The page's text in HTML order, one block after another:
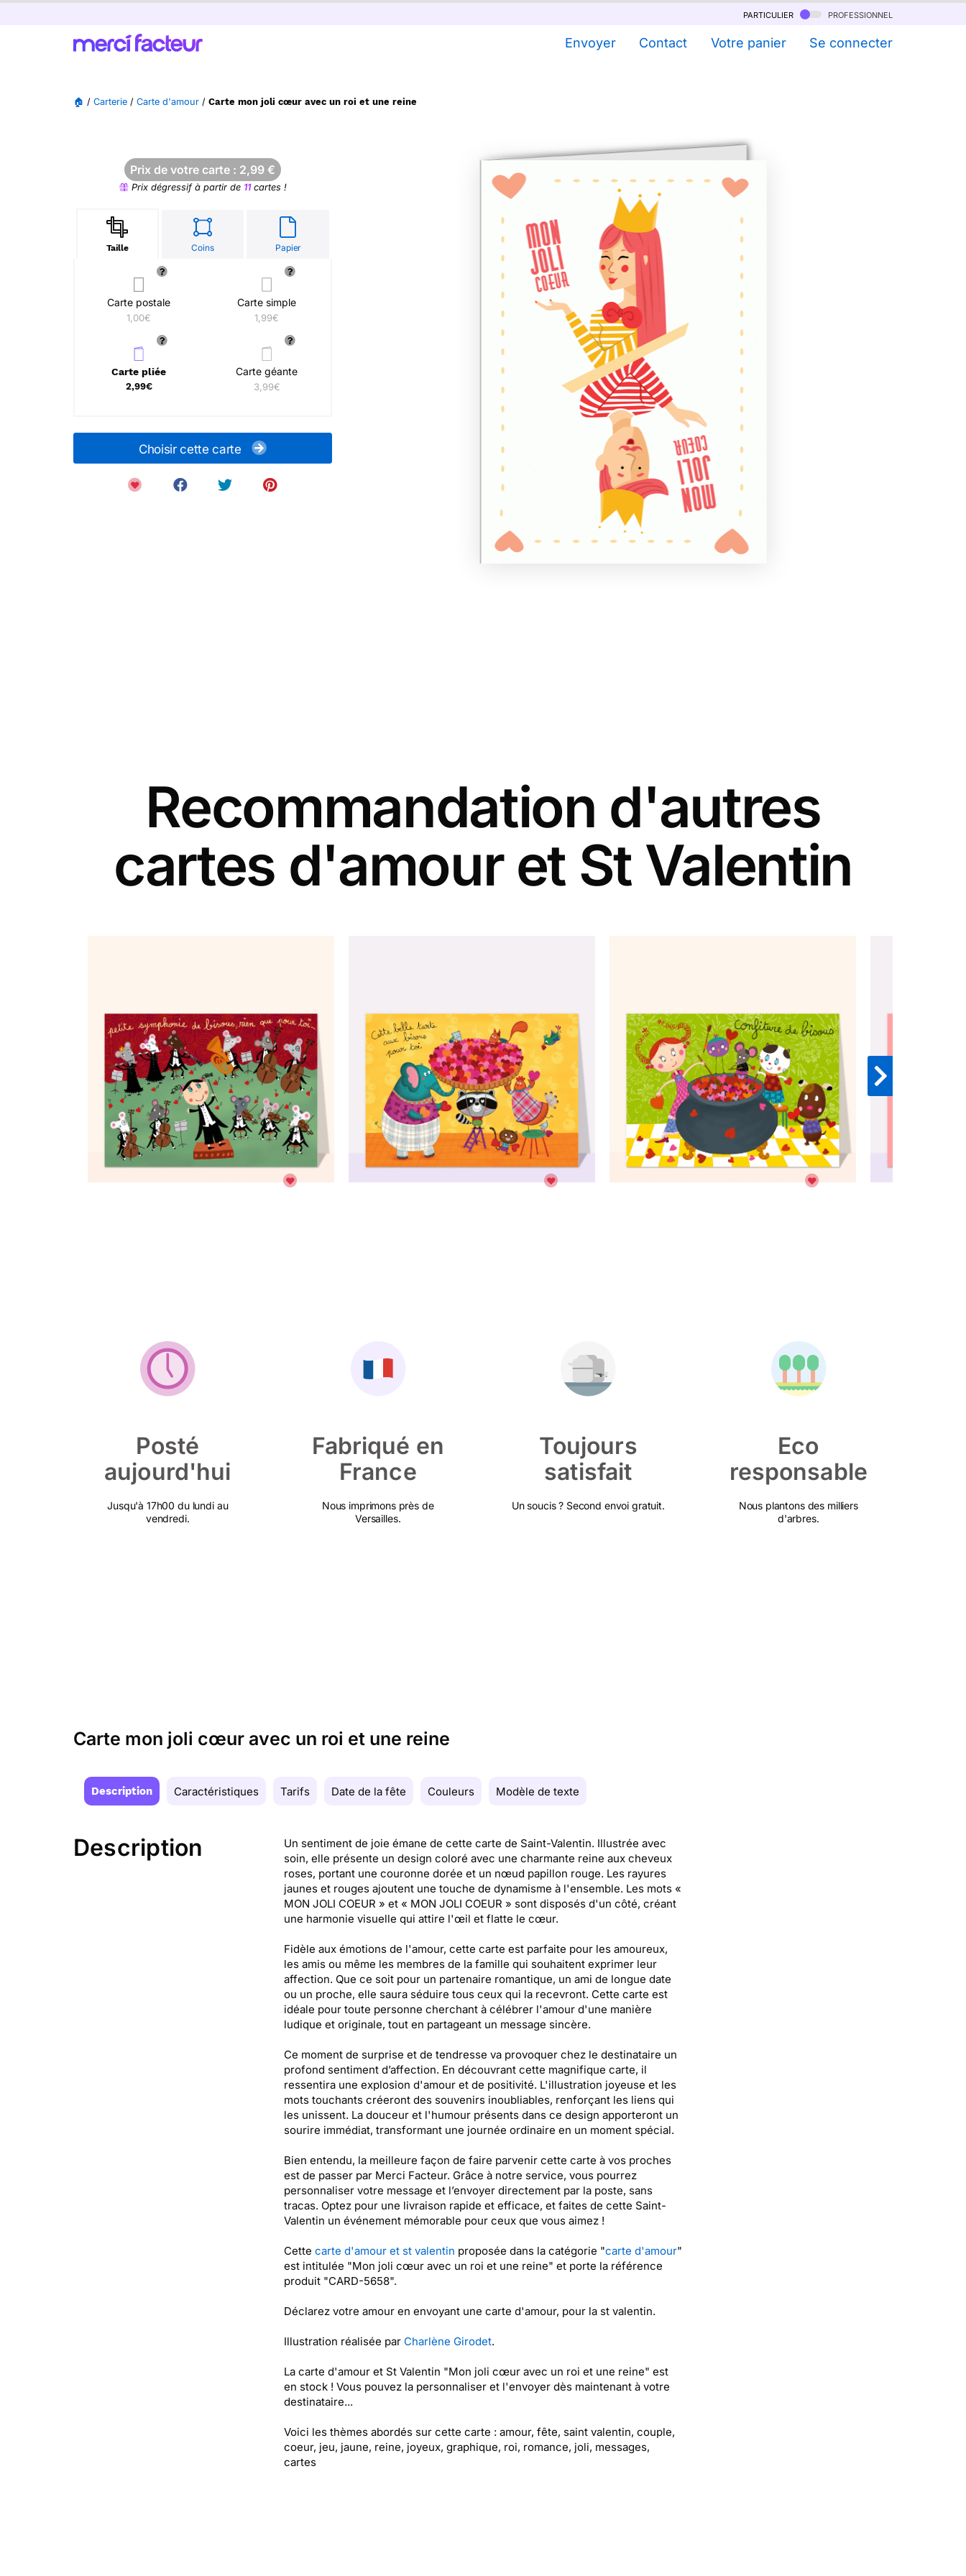
particulier professionnel
Envoyer Contact Votre panier Se connecter
🏠 / Carterie / Carte d'amour / Carte mon joli cœur avec un roi et une reine
Prix de votre carte : 2,99 €
Prix dégressif à partir de 11cartes !
Taille Coins Papier
Carte postale
1,00€
Carte simple
1,99€
Carte pliée
2,99€
Carte géante
3,99€
Choisir cette carte
Recommandation d'autres
cartes d'amour et St Valentin
Posté
aujourd'hui
Jusqu'à 17h00 du lundi au
vendredi.
Fabriqué en
France
Nous imprimons près de
Versailles.
Toujours
satisfait
Un soucis ? Second envoi gratuit.
Eco
responsable
Nous plantons des milliers
d'arbres.
Carte mon joli cœur avec un roi et une reine
Description Caractéristiques Tarifs Date de la fête Couleurs Modèle de texte
Description
Un sentiment de joie émane de cette carte de Saint-Valentin. Illustrée avec
soin, elle présente un design coloré avec une charmante reine aux cheveux
roses, portant une couronne dorée et un nœud papillon rouge. Les rayures
jaunes et rouges ajoutent une touche de dynamisme à l'ensemble. Les mots «
MON JOLI COEUR » et « MON JOLI COEUR » sont disposés d'un côté, créant
une harmonie visuelle qui attire l'œil et flatte le cœur.
Fidèle aux émotions de l'amour, cette carte est parfaite pour les amoureux,
les amis ou même les membres de la famille qui souhaitent exprimer leur
affection. Que ce soit pour un partenaire romantique, un ami de longue date
ou un proche, elle saura séduire tous ceux qui la recevront. Cette carte est
idéale pour toute personne cherchant à célébrer l'amour d'une manière
ludique et originale, tout en partageant un message sincère.
Ce moment de surprise et de tendresse va provoquer chez le destinataire un
profond sentiment d’affection. En découvrant cette magnifique carte, il
ressentira une explosion d'amour et de positivité. L'illustration joyeuse et les
mots touchants créeront des souvenirs inoubliables, renforçant les liens qui
les unissent. La douceur et l'humour présents dans ce design apporteront un
sourire immédiat, transformant une journée ordinaire en un moment spécial.
Bien entendu, la meilleure façon de faire parvenir cette carte à vos proches
est de passer par Merci Facteur. Grâce à notre service, vous pourrez
personnaliser votre message et l’envoyer directement par la poste, sans
tracas. Optez pour une livraison rapide et efficace, et faites de cette Saint-
Valentin un événement mémorable pour ceux que vous aimez !
Cette carte d'amour et st valentin proposée dans la catégorie "carte d'amour"
est intitulée "Mon joli cœur avec un roi et une reine" et porte la référence
produit "CARD-5658".
Déclarez votre amour en envoyant une carte d'amour, pour la st valentin.
Illustration réalisée par Charlène Girodet.
La carte d'amour et St Valentin "Mon joli cœur avec un roi et une reine" est
en stock ! Vous pouvez la personnaliser et l'envoyer dès maintenant à votre
destinataire...
Voici les thèmes abordés sur cette carte : amour, fête, saint valentin, couple,
coeur, jeu, jaune, reine, joyeux, graphique, roi, romance, joli, messages,
cartes